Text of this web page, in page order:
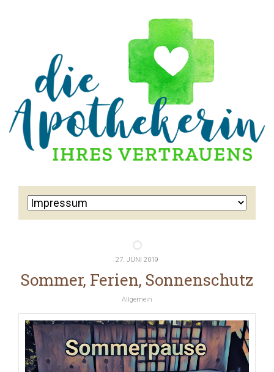
27. JUNI 2019
Sommer, Ferien, Sonnenschutz
Allgemein